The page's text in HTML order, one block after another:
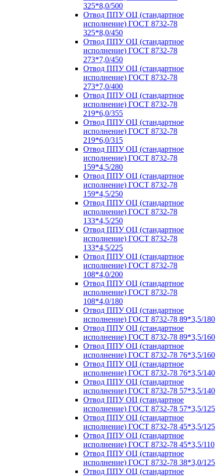
325*8,0/500
Отвод ППУ ОЦ (стандартное
исполнение) ГОСТ 8732-78
325*8,0/450
Отвод ППУ ОЦ (стандартное
исполнение) ГОСТ 8732-78
273*7,0/450
Отвод ППУ ОЦ (стандартное
исполнение) ГОСТ 8732-78
273*7,0/400
Отвод ППУ ОЦ (стандартное
исполнение) ГОСТ 8732-78
219*6,0/355
Отвод ППУ ОЦ (стандартное
исполнение) ГОСТ 8732-78
219*6,0/315
Отвод ППУ ОЦ (стандартное
исполнение) ГОСТ 8732-78
159*4,5/280
Отвод ППУ ОЦ (стандартное
исполнение) ГОСТ 8732-78
159*4,5/250
Отвод ППУ ОЦ (стандартное
исполнение) ГОСТ 8732-78
133*4,5/250
Отвод ППУ ОЦ (стандартное
исполнение) ГОСТ 8732-78
133*4,5/225
Отвод ППУ ОЦ (стандартное
исполнение) ГОСТ 8732-78
108*4,0/200
Отвод ППУ ОЦ (стандартное
исполнение) ГОСТ 8732-78
108*4,0/180
Отвод ППУ ОЦ (стандартное
исполнение) ГОСТ 8732-78 89*3,5/180
Отвод ППУ ОЦ (стандартное
исполнение) ГОСТ 8732-78 89*3,5/160
Отвод ППУ ОЦ (стандартное
исполнение) ГОСТ 8732-78 76*3,5/160
Отвод ППУ ОЦ (стандартное
исполнение) ГОСТ 8732-78 76*3,5/140
Отвод ППУ ОЦ (стандартное
исполнение) ГОСТ 8732-78 57*3,5/140
Отвод ППУ ОЦ (стандартное
исполнение) ГОСТ 8732-78 57*3,5/125
Отвод ППУ ОЦ (стандартное
исполнение) ГОСТ 8732-78 45*3,5/125
Отвод ППУ ОЦ (стандартное
исполнение) ГОСТ 8732-78 45*3,5/110
Отвод ППУ ОЦ (стандартное
исполнение) ГОСТ 8732-78 38*3,0/125
Отвод ППУ ОЦ (стандартное